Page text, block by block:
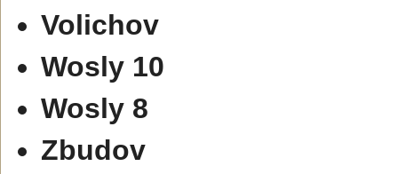
Volichov
Wosly 10
Wosly 8
Zbudov